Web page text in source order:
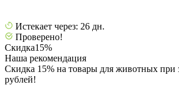
Истекает через: 26 дн.
Проверено!
Скидка15%
Наша рекомендация
Скидка 15% на товары для животных при
рублей!